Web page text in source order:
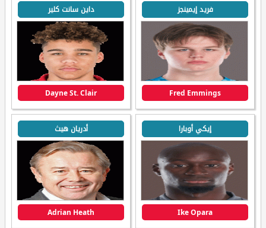
فريد إيمينجز
Fred Emmings
داين سانت كلير
Dayne St. Clair
إيكي أوبارا
Ike Opara
أدريان هيث
Adrian Heath